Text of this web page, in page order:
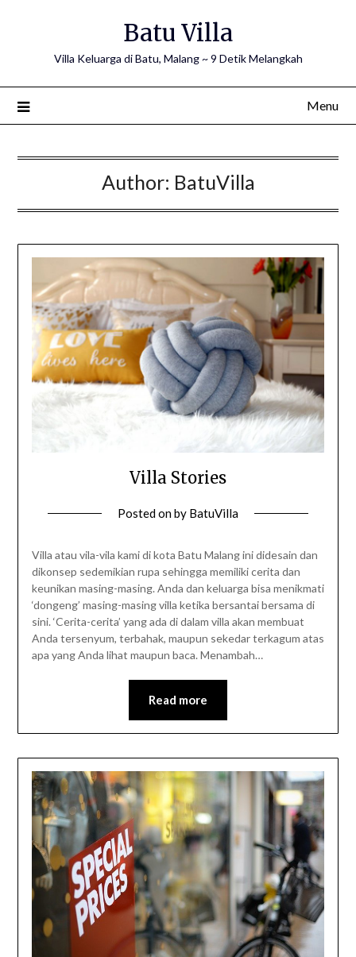
Batu Villa
Villa Keluarga di Batu, Malang ~ 9 Detik Melangkah
Menu
Author: BatuVilla
Villa Stories
Posted onby BatuVilla
Villa atau vila-vila kami di kota Batu Malang ini didesain dan
dikonsep sedemikian rupa sehingga memiliki cerita dan
keunikan masing-masing. Anda dan keluarga bisa menikmati
‘dongeng’ masing-masing villa ketika bersantai bersama di
sini. ‘Cerita-cerita’ yang ada di dalam villa akan membuat
Anda tersenyum, terbahak, maupun sekedar terkagum atas
apa yang Anda lihat maupun baca. Menambah…
Read more